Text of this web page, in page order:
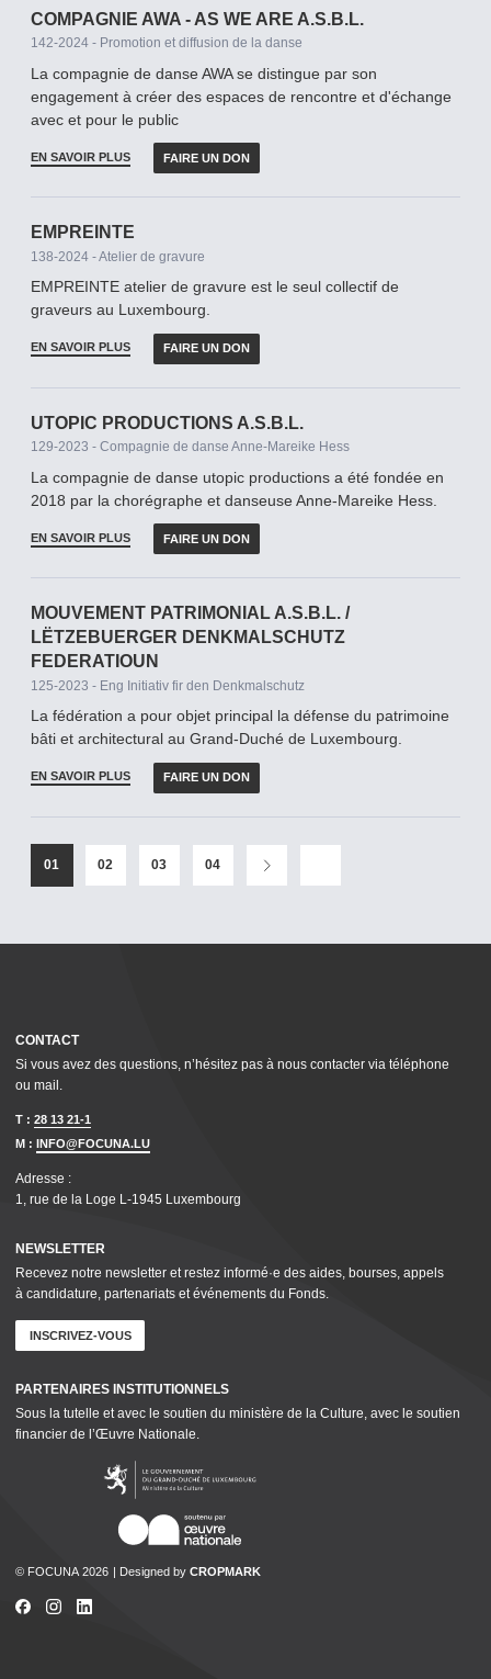
COMPAGNIE AWA - AS WE ARE A.S.B.L.
142-2024 - Promotion et diffusion de la danse
La compagnie de danse AWA se distingue par son
engagement à créer des espaces de rencontre et d'échange
avec et pour le public
EN SAVOIR PLUS FAIRE UN DON
EMPREINTE
138-2024 - Atelier de gravure
EMPREINTE atelier de gravure est le seul collectif de
graveurs au Luxembourg.
EN SAVOIR PLUS FAIRE UN DON
UTOPIC PRODUCTIONS A.S.B.L.
129-2023 - Compagnie de danse Anne-Mareike Hess
La compagnie de danse utopic productions a été fondée en
2018 par la chorégraphe et danseuse Anne-Mareike Hess.
EN SAVOIR PLUS FAIRE UN DON
MOUVEMENT PATRIMONIAL A.S.B.L. /
LËTZEBUERGER DENKMALSCHUTZ
FEDERATIOUN
125-2023 - Eng Initiativ fir den Denkmalschutz
La fédération a pour objet principal la défense du patrimoine
bâti et architectural au Grand-­Duché de Luxembourg.
EN SAVOIR PLUS FAIRE UN DON
01 02 03 04
CONTACT
Si vous avez des questions, n’hésitez pas à nous contacter via téléphone
ou mail.
T : 28 13 21-1
M :
INFO@FOCUNA.LU
Adresse :
1, rue de la Loge L‑1945 Luxembourg
NEWSLETTER
Recevez notre newsletter et restez informé·e des aides, bourses, appels
à candidature, parte­nar­i­ats et événements du Fonds.
INSCRIVEZ-VOUS
PARTENAIRES INSTI­TU­TION­NELS
Sous la tutelle et avec le soutien du ministère de la Culture, avec le soutien
financier de l’Œuvre Nationale.
© FOCUNA 2026 Designed by CROPMARK